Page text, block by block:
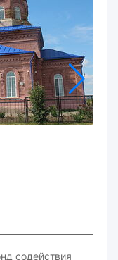
содействия